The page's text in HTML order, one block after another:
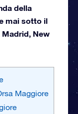
della
mai sotto il
Madrid, New
Maggiore